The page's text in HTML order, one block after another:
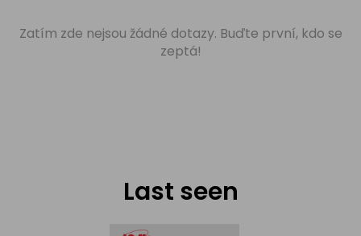
Zatím zde nejsou žádné dotazy. Buďte první, kdo se
zeptá!
Last seen